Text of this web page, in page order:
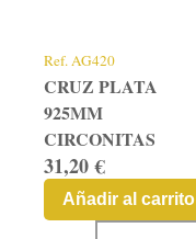
Ref.AG420
CRUZ PLATA
925MM
CIRCONITAS
31,20 €
Añadir al carrito